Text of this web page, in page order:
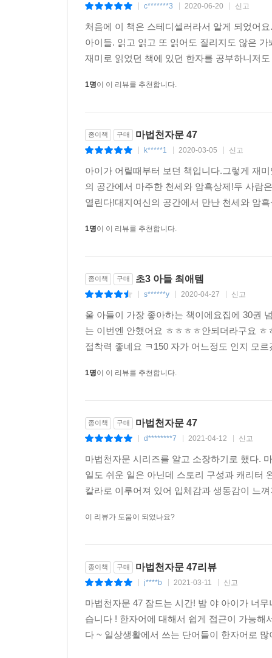
c*******3 2020-06-20 신고
처음에 이 책은 스테디셀러라서 알게 되었어
아이들. 읽고 읽고 또 읽어도 질리지도 않은
재미로 읽었던 책에 있던 한자를 공부하니저
1명이 이 리뷰를 추천합니다.
종이책 구매 마법천자문 47
k*****1 2020-03-05 신고
아이가 어릴때부터 보던 책입니다.그렇게 재
의 공간에서 마주한 천세와 암흑상제!두 사람
열린다!대지여신의 공간에서 만난 천세와 암
1명이 이 리뷰를 추천합니다.
종이책 구매 초3 아들 최애템
s******y 2020-04-27 신고
울 아들이 가장 좋아하는 책이에요집에 30권
는 이번엔 안했어요 ㅎㅎㅎㅎ안되더라구요
접착력 좋네요 ㅋ150 자가 어느정도 인지 모
1명이 이 리뷰를 추천합니다.
종이책 구매 마법천자문 47
d********7 2021-04-12 신고
마법천자문 시리즈를 알고 소장하기로 했다.
일도 쉬운 일은 아닌데 스토리 구성과 캐리터
칼라로 이루어져 있어 입체감과 생동감이 느
이 리뷰가 도움이 되었나요?
종이책 구매 마법천자문 47리뷰
j****b 2021-03-11 신고
마법천자문 47 잠드는 시간! 밤 야 아이가 너
습니다 ! 한자어에 대해서 쉽게 접근이 가능
다 ~ 일상생활에서 쓰는 단어들이 한자어로